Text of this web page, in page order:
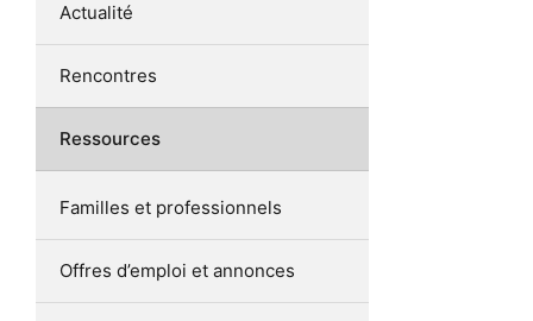
Actualité
Rencontres
Ressources
Familles et professionnels
Offres d’emploi et annonces